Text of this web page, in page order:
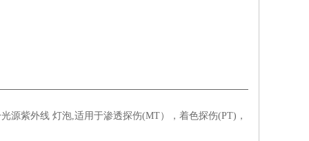
源紫外线 灯泡,适用于渗透探伤(MT），着色探伤(PT)，